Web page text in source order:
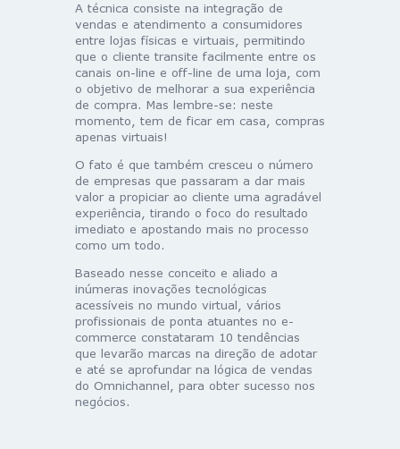
A técnica consiste na integração de
vendas e atendimento a consumidores
entre lojas físicas e virtuais, permitindo
que o cliente transite facilmente entre os
canais on-line e off-line de uma loja, com
o objetivo de melhorar a sua experiência
de compra. Mas lembre-se: neste
momento, tem de ficar em casa, compras
apenas virtuais!
O fato é que também cresceu o número
de empresas que passaram a dar mais
valor a propiciar ao cliente uma agradável
experiência, tirando o foco do resultado
imediato e apostando mais no processo
como um todo.
Baseado nesse conceito e aliado a
inúmeras inovações tecnológicas
acessíveis no mundo virtual, vários
profissionais de ponta atuantes no e-
commerce constataram 10 tendências
que levarão marcas na direção de adotar
e até se aprofundar na lógica de vendas
do Omnichannel, para obter sucesso nos
negócios.